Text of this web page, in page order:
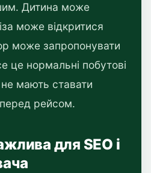
Дитина може
може відкритися
може запропонувати
це нормальні побутові
не мають ставати
рейсом.
для SEO і